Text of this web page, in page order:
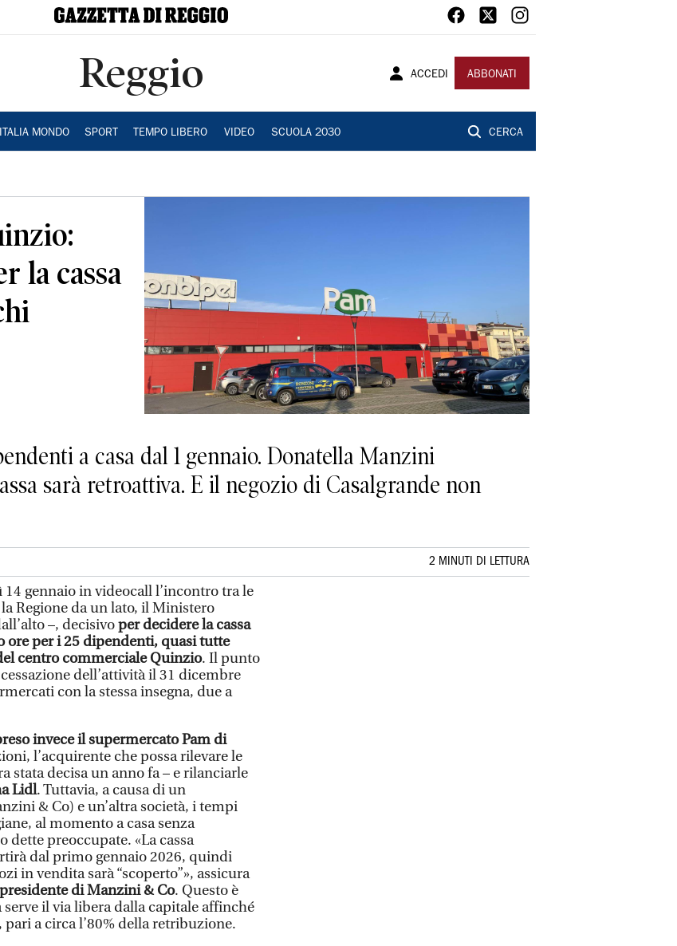
Reggio ACCEDI ABBONATI
ITALIA MONDO SPORT TEMPO LIBERO VIDEO SCUOLA 2030 CERCA
la cassa
a casa dal 1 gennaio. Donatella Manzini
sarà retroattiva. E il negozio di Casalgrande non
2 MINUTI DI LETTURA
14 gennaio in videocall l’incontro tra le
Regione da un lato, il Ministero
–, decisivoper decidere la cassa
ore per i 25 dipendenti, quasi tutte
centro commerciale Quinzio. Il punto
dell’attività il 31 dicembre
con la stessa insegna, due a
invece il supermercato Pam di
l’acquirente che possa rilevare le
stata decisa un anno fa – e rilanciarle
Lidl. Tuttavia, a causa di un
& Co) e un’altra società, i tempi
al momento a casa senza
dette preoccupate. «La cassa
dal primo gennaio 2026, quindi
in vendita sarà “scoperto”», assicura
di Manzini & Co. Questo è
il via libera dalla capitale affinché
pari a circa l’80% della retribuzione.